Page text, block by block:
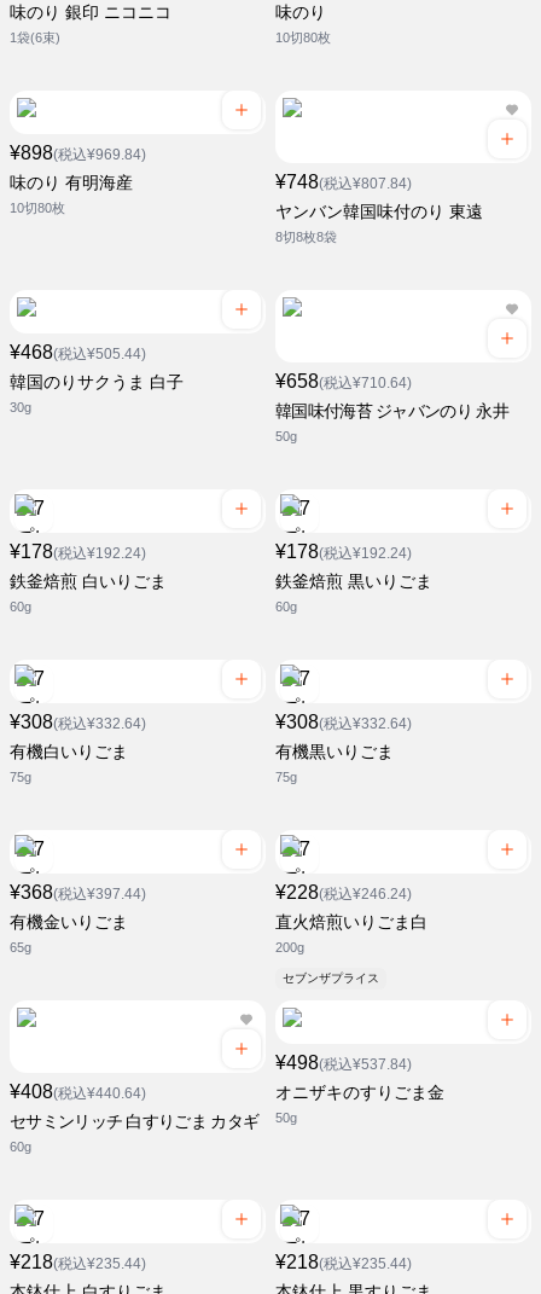
味のり 銀印 ニコニコ
1袋(6束)
味のり
10切80枚
¥898(税込¥969.84)
味のり 有明海産
10切80枚
¥748(税込¥807.84)
ヤンバン韓国味付のり 東遠
8切8枚8袋
¥468(税込¥505.44)
韓国のりサクうま 白子
30g
¥658(税込¥710.64)
韓国味付海苔 ジャバンのり 永井
50g
¥178(税込¥192.24)
鉄釜焙煎 白いりごま
60g
¥178(税込¥192.24)
鉄釜焙煎 黒いりごま
60g
¥308(税込¥332.64)
有機白いりごま
75g
¥308(税込¥332.64)
有機黒いりごま
75g
¥368(税込¥397.44)
有機金いりごま
65g
¥228(税込¥246.24)
直火焙煎いりごま白
200g
セブンザプライス
¥408(税込¥440.64)
セサミンリッチ 白すりごま カタギ
60g
¥498(税込¥537.84)
オニザキのすりごま金
50g
¥218(税込¥235.44) ¥218(税込¥235.44)